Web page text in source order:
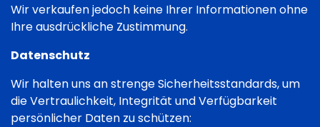
Wir verkaufen jedoch keine Ihrer Informationen ohne
Ihre ausdrückliche Zustimmung.
Datenschutz
Wir halten uns an strenge Sicherheitsstandards, um
die Vertraulichkeit, Integrität und Verfügbarkeit
persönlicher Daten zu schützen: